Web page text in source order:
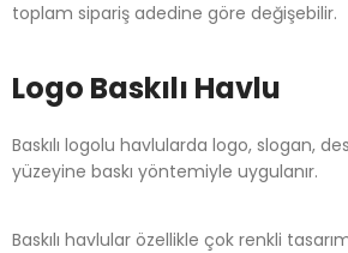
toplam sipariş adedine göre değişebilir.
Logo Baskılı Havlu
Baskılı logolu havlularda logo, slogan,
yüzeyine baskı yöntemiyle uygulanır.
Baskılı havlular özellikle çok renkli